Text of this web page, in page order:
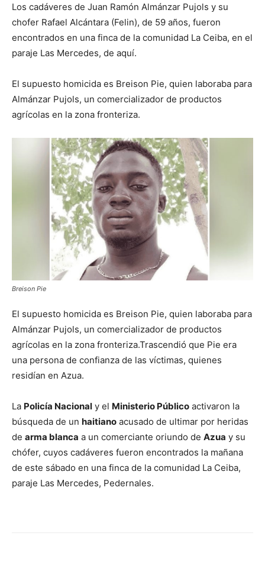
Los cadáveres de Juan Ramón Almánzar Pujols y su
chofer Rafael Alcántara (Felin), de 59 años, fueron
encontrados en una finca de la comunidad La Ceiba, en el
paraje Las Mercedes, de aquí.
El supuesto homicida es Breison Pie, quien laboraba para
Almánzar Pujols, un comercializador de productos
agrícolas en la zona fronteriza.
Breison Pie
El supuesto homicida es Breison Pie, quien laboraba para
Almánzar Pujols, un comercializador de productos
agrícolas en la zona fronteriza.Trascendió que Pie era
una persona de confianza de las víctimas, quienes
residían en Azua.
La Policía Nacional y el Ministerio Público activaron la
búsqueda de un haitiano acusado de ultimar por heridas
de arma blanca a un comerciante oriundo de Azua y su
chófer, cuyos cadáveres fueron encontrados la mañana
de este sábado en una finca de la comunidad La Ceiba,
paraje Las Mercedes, Pedernales.